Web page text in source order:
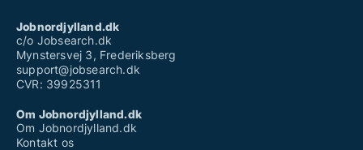
håndhævelsesstrategier.
Jobnordjylland.dk
c/o Jobsearch.dk
Mynstersvej 3, Frederiksberg
support@jobsearch.dk
CVR: 39925311
Om Jobnordjylland.dk
Om Jobnordjylland.dk
Kontakt os